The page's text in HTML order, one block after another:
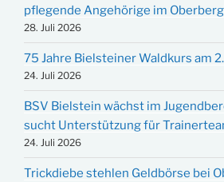
pflegende Angehörige im
28. Juli 2026
75 Jahre Bielsteiner Waldkurs am
24. Juli 2026
BSV Bielstein wächst im
sucht Unterstützung für
24. Juli 2026
Trickdiebe stehlen Geldbörse bei